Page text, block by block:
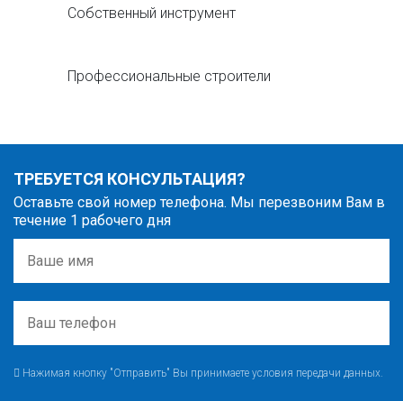
Собственный инструмент
Профессиональные строители
ТРЕБУЕТСЯ КОНСУЛЬТАЦИЯ?
Оставьте свой номер телефона. Мы перезвоним Вам в
течение 1 рабочего дня
Нажимая кнопку "Отправить" Вы принимаете условия передачи данных.